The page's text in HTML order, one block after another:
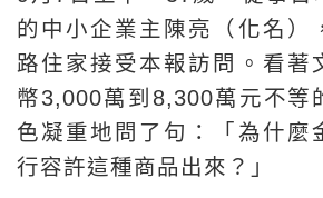
的中小企業主陳亮（化名）
路住家接受本報訪問。看著
幣3,000萬到8,300萬元不等
色凝重地問了句：「為什麼
行容許這種商品出來？」